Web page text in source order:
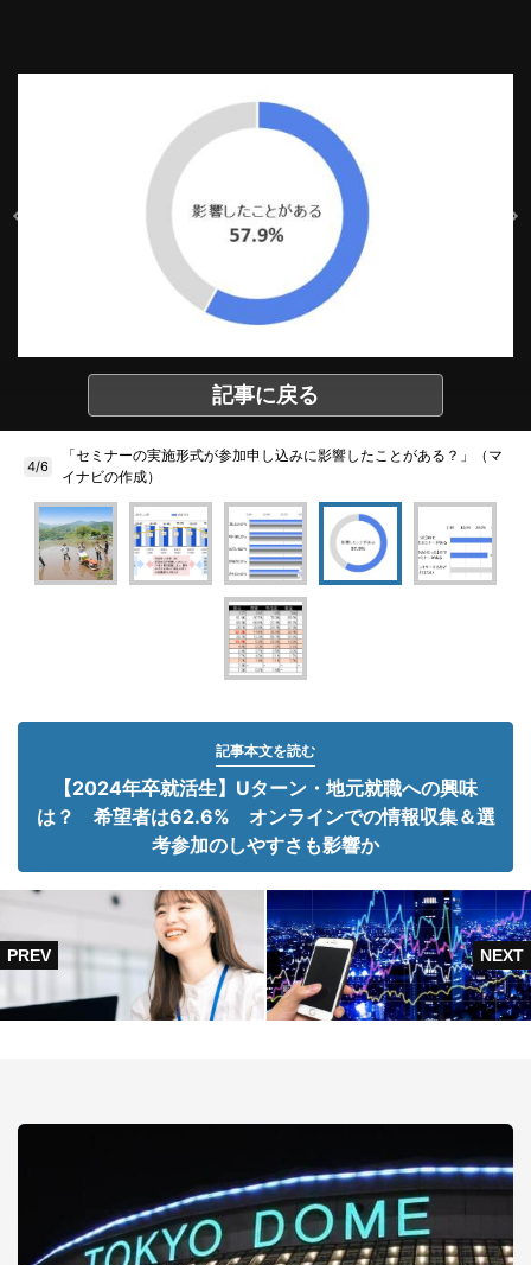
記事に戻る
4/6
「セミナーの実施形式が参加申し込みに影響したことがある？」（マ
イナビの作成）
記事本文を読む
【2024年卒就活生】Uターン・地元就職への興味
は？ 希望者は62.6% オンラインでの情報収集＆選
考参加のしやすさも影響か